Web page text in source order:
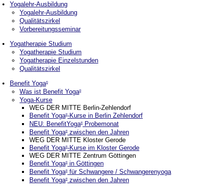
Yogalehr-Ausbildung
Yogalehr-Ausbildung
Qualitätszirkel
Vorbereitungsseminar
Yogatherapie Studium
Yogatherapie Studium
Yogatherapie Einzelstunden
Qualitätszirkel
Benefit Yoga®
Was ist Benefit Yoga®
Yoga-Kurse
WEG DER MITTE Berlin-Zehlendorf
Benefit Yoga®-Kurse in Berlin Zehlendorf
NEU: BenefitYoga®Probemonat
Benefit Yoga®zwischen den Jahren
WEG DER MITTE Kloster Gerode
Benefit Yoga®-Kurse im Kloster Gerode
WEG DER MITTE Zentrum Göttingen
Benefit Yoga®in Göttingen
Benefit Yoga®für Schwangere / Schwangerenyoga
Benefit Yoga®zwischen den Jahren